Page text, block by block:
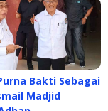
Bakti Sebagai
Madjid